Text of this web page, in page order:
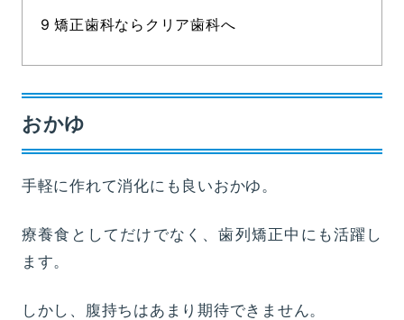
9 矯正歯科ならクリア歯科へ
おかゆ
手軽に作れて消化にも良いおかゆ。
療養食としてだけでなく、歯列矯正中にも活躍し
ます。
しかし、腹持ちはあまり期待できません。